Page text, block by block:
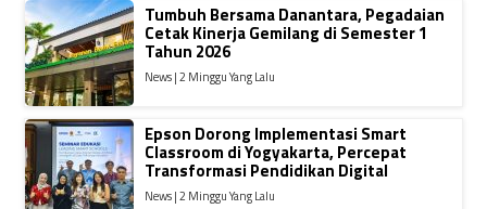
Tumbuh Bersama Danantara, Pegadaian
Cetak Kinerja Gemilang di Semester 1
Tahun 2026
News | 2 Minggu Yang Lalu
Epson Dorong Implementasi Smart
Classroom di Yogyakarta, Percepat
Transformasi Pendidikan Digital
News | 2 Minggu Yang Lalu